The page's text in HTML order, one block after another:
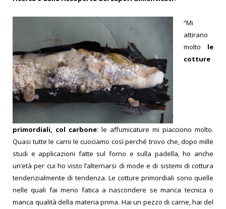
“Mi
attirano
molto le
cotture
primordiali, col carbone: le affumicature mi piacciono molto.
Quasi tutte le carni le cuociamo così perché trovo che, dopo mille
studi e applicazioni fatte sul forno e sulla padella, ho anche
un’età per cui ho visto l’alternarsi di mode e di sistemi di cottura
tendenzialmente di tendenza. Le cotture primordiali sono quelle
nelle quali fai meno fatica a nascondere se manca tecnica o
manca qualità della materia prima. Hai un pezzo di carne, hai del